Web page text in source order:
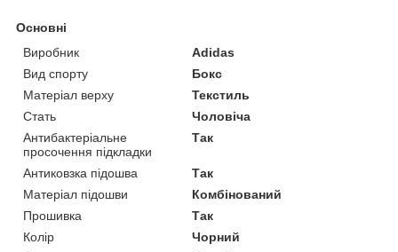
Основні
Виробник
Adidas
Вид спорту
Бокс
Матеріал верху
Текстиль
Стать
Чоловіча
Антибактеріальне
просочення підкладки
Так
Антиковзка підошва
Так
Матеріал підошви
Комбінований
Прошивка
Так
Колір
Чорний